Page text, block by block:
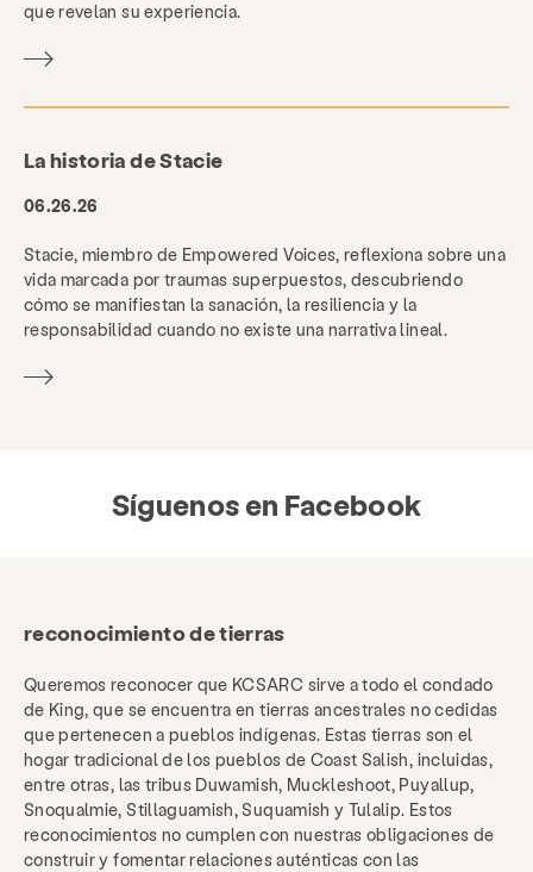
que revelan su experiencia.
La historia de Stacie
06.26.26
Stacie, miembro de Empowered Voices, reflexiona sobre una
vida marcada por traumas superpuestos, descubriendo
cómo se manifiestan la sanación, la resiliencia y la
responsabilidad cuando no existe una narrativa lineal.
Síguenos en Facebook
reconocimiento de tierras
Queremos reconocer que KCSARC sirve a todo el condado
de King, que se encuentra en tierras ancestrales no cedidas
que pertenecen a pueblos indígenas. Estas tierras son el
hogar tradicional de los pueblos de Coast Salish, incluidas,
entre otras, las tribus Duwamish, Muckleshoot, Puyallup,
Snoqualmie, Stillaguamish, Suquamish y Tulalip. Estos
reconocimientos no cumplen con nuestras obligaciones de
construir y fomentar relaciones auténticas con las